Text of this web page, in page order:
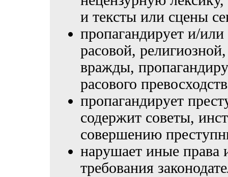
и тексты или сцены
пропагандирует и/
расовой,
вражды,
расового
пропагандирует
содержит советы,
совершению
нарушает иные права
требования